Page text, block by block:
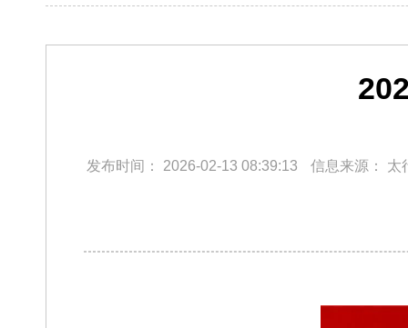
发布时间： 2026-02-13 08:39:13 信息来源： 太